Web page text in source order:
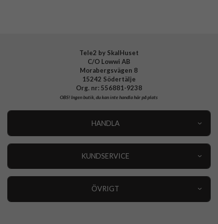
Tele2 by SkalHuset
C/O Lowwi AB
Morabergsvägen 8
15242 Södertälje
Org. nr: 556881-9238
OBS!Ingen butik, du kan inte handla här på plats
HANDLA
KUNDSERVICE
ÖVRIGT